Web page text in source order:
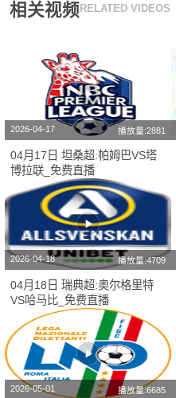
相关视频 RELATED VIDEOS
2026-04-17 播放量:2881
04月17日 坦桑超:帕姆巴VS塔
博拉联_免费直播
2026-04-18 播放量:4709
04月18日 瑞典超:奥尔格里特
VS哈马比_免费直播
2026-05-01 播放量:6685